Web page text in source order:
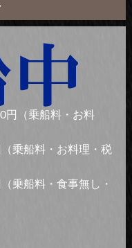
（乗船料・お料
乗船料・お料理・税
乗船料・食事無し・